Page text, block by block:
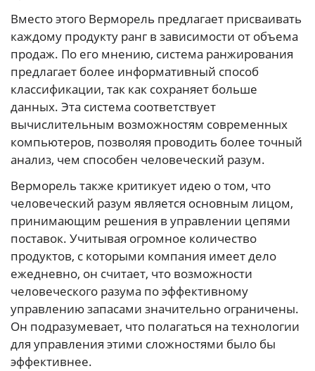
Вместо этого Верморель предлагает присваивать
каждому продукту ранг в зависимости от объема
продаж. По его мнению, система ранжирования
предлагает более информативный способ
классификации, так как сохраняет больше
данных. Эта система соответствует
вычислительным возможностям современных
компьютеров, позволяя проводить более точный
анализ, чем способен человеческий разум.
Верморель также критикует идею о том, что
человеческий разум является основным лицом,
принимающим решения в управлении цепями
поставок. Учитывая огромное количество
продуктов, с которыми компания имеет дело
ежедневно, он считает, что возможности
человеческого разума по эффективному
управлению запасами значительно ограничены.
Он подразумевает, что полагаться на технологии
для управления этими сложностями было бы
эффективнее.